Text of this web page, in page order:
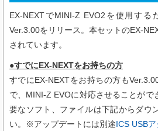
EX-NEXTでMINI-Z EVO2 を使用する
Ver.3.00をリリース。本セットのEX-
されています。
●すでにEX-NEXTをお持ちの方
すでにEX-NEXTをお持ちの方も
で、 MINI-Z EVOに対応させることがで
要なソフト、ファイルは下記からダウ
い。※アップデートには別途ICS USB